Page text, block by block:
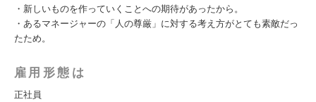
・新しいものを作っていくことへの期待があったから。
・あるマネージャーの「人の尊厳」に対する考え方がとても素敵だっ
たため。
雇用形態は
正社員